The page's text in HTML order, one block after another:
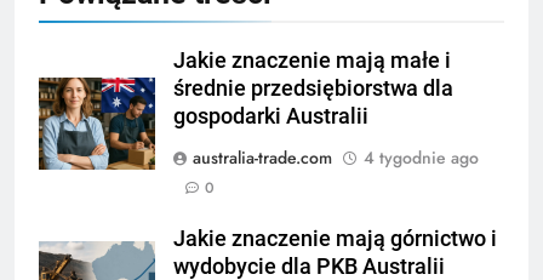
Jakie znaczenie mają małe i
średnie przedsiębiorstwa dla
gospodarki Australii
australia-trade.com
4 tygodnie ago
0
Jakie znaczenie mają górnictwo i
wydobycie dla PKB Australii